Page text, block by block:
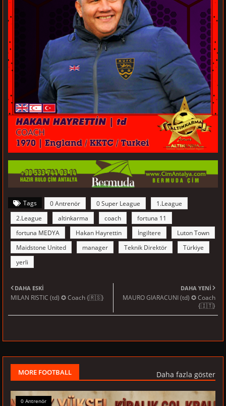
Tags 0 Antrenör 0 Super League
1.League
2.League
altinkarma coach
fortuna 11
fortuna MEDYA
Hakan Hayrettin İngiltere
Luton Town
Maidstone United
manager Teknik Direktör
Türkiye
yerli
DAHA YENI
MAURO GIARACUNI (td) ✪ Coach
{🇮🇹}
DAHA ESKI
MILAN RISTIC (td) ✪ Coach {🇷🇸}
MORE FOOTBALL Daha fazla göster
0 Antrenör